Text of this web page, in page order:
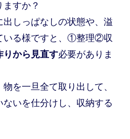
すか？
出しっぱなしの状態や、溢
いる様ですと、①整理②収
りから見直す必要がありま
物を一旦全て取り出して、
いを仕分けし、収納する